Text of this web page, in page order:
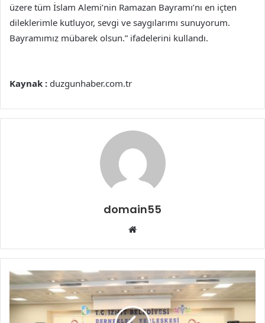
üzere tüm İslam Alemi’nin Ramazan Bayramı’nı en içten
dileklerimle kutluyor, sevgi ve saygılarımı sunuyorum.
Bayramımız mübarek olsun.” ifadelerini kullandı.
Kaynak : duzgunhaber.com.tr
domain55
Web